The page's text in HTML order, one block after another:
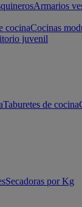
Armarios
cocinaCocinas
juvenil
Taburetes de cocina
Secadoras por Kg